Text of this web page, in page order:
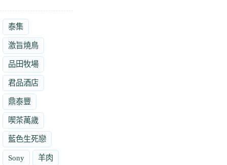
泰集
激旨燒鳥
品田牧場
君品酒店
鼎泰豐
喫茶萬歲
藍色生死戀
Sony 羊肉